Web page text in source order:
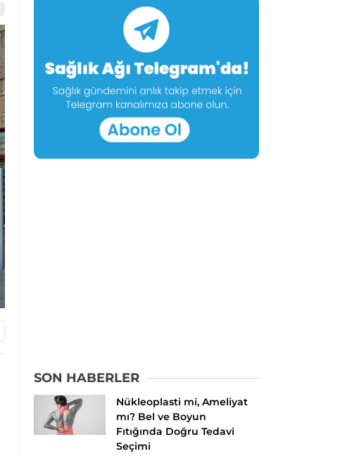
SON HABERLER
Nükleoplasti mi, Ameliyat
mı? Bel ve Boyun
Fıtığında Doğru Tedavi
Seçimi